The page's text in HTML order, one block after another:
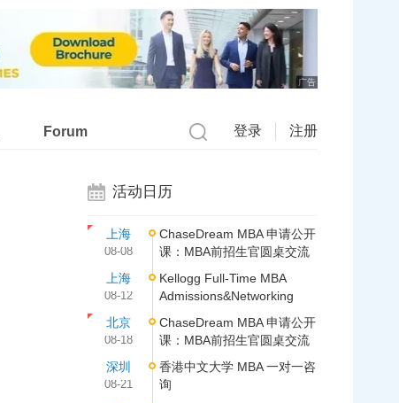
广告
Forum 登录 注册
活动日历
上海
08-08
ChaseDream MBA 申请公开
课：MBA前招生官圆桌交流
上海
08-12
Kellogg Full-Time MBA
Admissions&Networking
北京
08-18
ChaseDream MBA 申请公开
课：MBA前招生官圆桌交流
深圳
08-21
香港中文大学 MBA 一对一咨
询